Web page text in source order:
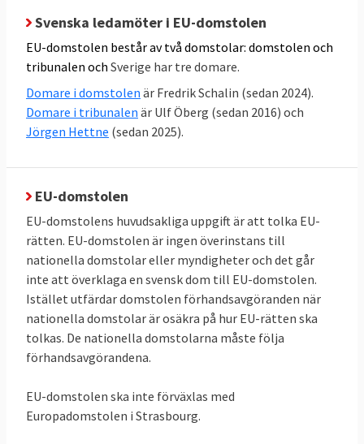
fastslå graden av ekonomisk skada för EU
efter bristfällig svensk kontroll av
jordbruksstöd i 2011-2012 var felaktig och
för hög. Det fanns mer exakta
beräkningssätt
11 maj 2017
Sverige förlorade
kommissionen hade rätt att vägra lämna ut
viss handling - att Sverige ej konkret kunnat
16 december 2015Sverige vann Om
skyldighet för EU-kommissionen att ange
vetenskapliga kriterier för att fastställa
hormonstörande egenskaper
21 juli 2011Sverige vannÖverklagan för
att upphäva EU-kommissionens beslut och
Tribunalens dom att inte lämna ut handling
som allmänt antas skada vissa intressen och
Svenska ledamöter i EU-domstolen
EU-domstolen består av två domstolar: domstolen och
tribunalen och Sverige har tre domare.
Domare i domstolen är Fredrik Schalin (sedan 2024).
Domare i tribunalen är Ulf Öberg (sedan 2016) och
Jörgen Hettne (sedan 2025).
EU-domstolen
EU-domstolens huvudsakliga uppgift är att tolka EU-
rätten. EU-domstolen är ingen överinstans till
nationella domstolar eller myndigheter och det går
inte att överklaga en svensk dom till EU-domstolen.
Istället utfärdar domstolen förhandsavgöranden när
nationella domstolar är osäkra på hur EU-rätten ska
tolkas. De nationella domstolarna måste följa
förhandsavgörandena.
EU-domstolen ska inte förväxlas med
Europadomstolen i Strasbourg.